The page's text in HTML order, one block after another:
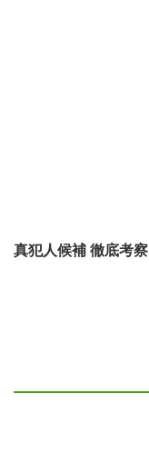
真犯人候補 徹底考察